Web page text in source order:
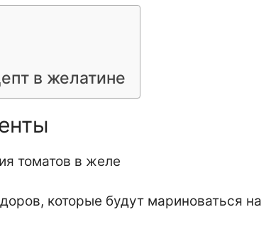
в желатине
которые будут мариноваться на